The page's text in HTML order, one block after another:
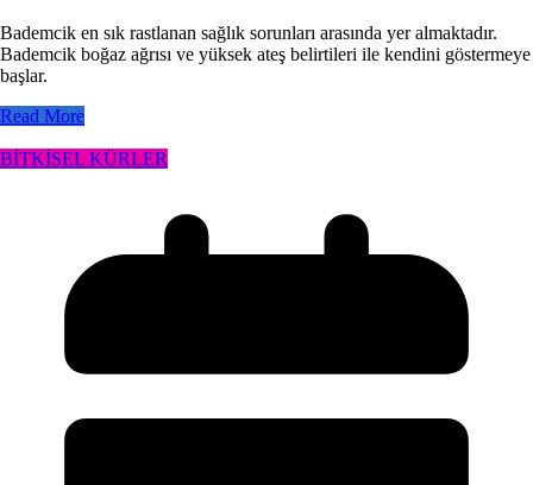
Bademcik en sık rastlanan sağlık sorunları arasında yer almaktadır.
Bademcik boğaz ağrısı ve yüksek ateş belirtileri ile kendini göstermeye
başlar.
Read More
BİTKİSEL KÜRLER